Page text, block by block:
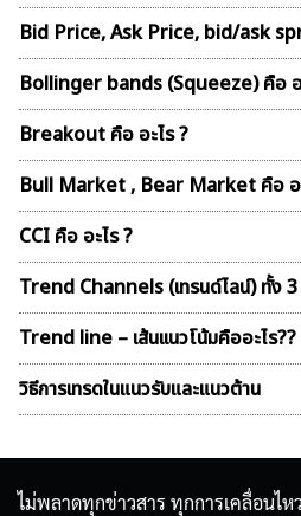
Bid Price, Ask Price, bid/ask
Bollinger bands (Squeeze) คือ อ
Breakout คือ อะไร ?
Bull Market , Bear Market คือ อ
CCI คือ อะไร ?
Trend Channels (เทรนด์ไลน์) ทั้ง 3
Trend line – เส้นเเนวโน้มคืออะไร??
วิธีการเทรดในแนวรับและแนวต้าน
ไม่พลาดทุกข่าวสาร ทุกการเคลื่อนไห